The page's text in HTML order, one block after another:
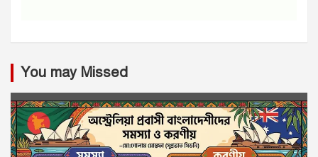
You may Missed